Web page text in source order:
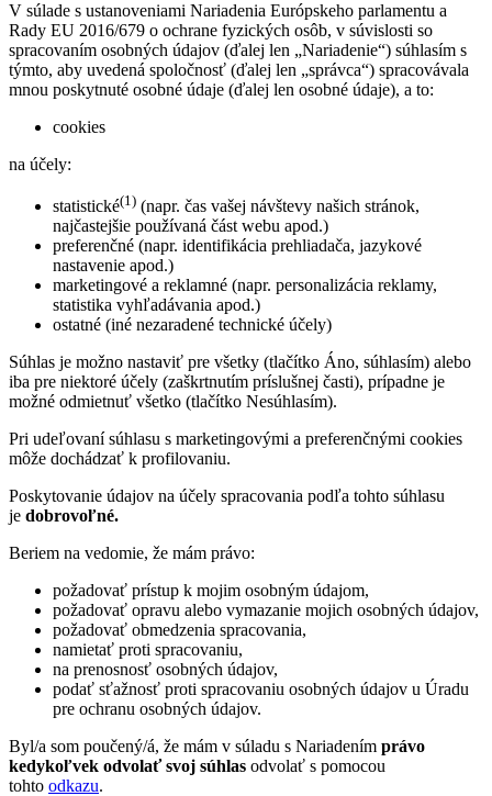
V súlade s ustanoveniami Nariadenia Európskeho parlamentu a
Rady EU 2016/679 o ochrane fyzických osôb, v súvislosti so
spracovaním osobných údajov (ďalej len „Nariadenie“) súhlasím s
týmto, aby uvedená spoločnosť (ďalej len „správca“) spracovávala
mnou poskytnuté osobné údaje (ďalej len osobné údaje), a to:
cookies
na účely:
statistické(1) (napr. čas vašej návštevy našich stránok,
najčastejšie používaná část webu apod.)
preferenčné (napr. identifikácia prehliadača, jazykové
nastavenie apod.)
marketingové a reklamné (napr. personalizácia reklamy,
statistika vyhľadávania apod.)
ostatné (iné nezaradené technické účely)
Súhlas je možno nastaviť pre všetky (tlačítko Áno, súhlasím) alebo
iba pre niektoré účely (zaškrtnutím príslušnej časti), prípadne je
možné odmietnuť všetko (tlačítko Nesúhlasím).
Pri udeľovaní súhlasu s marketingovými a preferenčnými cookies
môže dochádzať k profilovaniu.
Poskytovanie údajov na účely spracovania podľa tohto súhlasu
je dobrovoľné.
Beriem na vedomie, že mám právo:
požadovať prístup k mojim osobným údajom,
požadovať opravu alebo vymazanie mojich osobných údajov,
požadovať obmedzenia spracovania,
namietať proti spracovaniu,
na prenosnosť osobných údajov,
podať sťažnosť proti spracovaniu osobných údajov u Úradu
pre ochranu osobných údajov.
Byl/a som poučený/á, že mám v súladu s Nariadením právo
kedykoľvek odvolať svoj súhlas odvolať s pomocou
tohto odkazu.